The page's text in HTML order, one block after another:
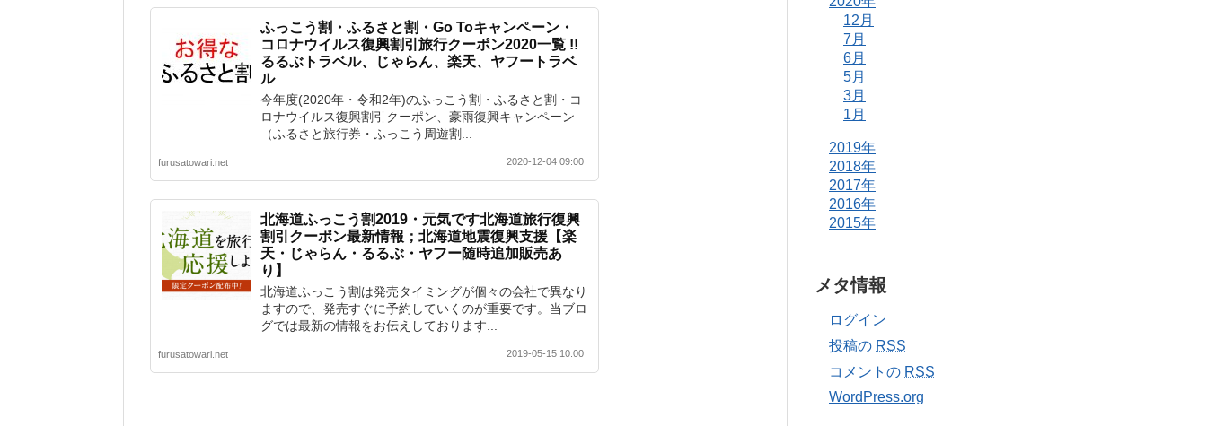
ふっこう割・ふるさと割・Go Toキャンペーン・
コロナウイルス復興割引旅行クーポン2020一覧 !!
るるぶトラベル、じゃらん、楽天、ヤフートラベ
ル
今年度(2020年・令和2年)のふっこう割・ふるさと割・コ
ロナウイルス復興割引クーポン、豪雨復興キャンペーン
（ふるさと旅行券・ふっこう周遊割...
furusatowari.net 2020-12-04 09:00
北海道ふっこう割2019・元気です北海道旅行復興
割引クーポン最新情報；北海道地震復興支援【楽
天・じゃらん・るるぶ・ヤフー随時追加販売あ
り】
北海道ふっこう割は発売タイミングが個々の会社で異なり
ますので、発売すぐに予約していくのが重要です。当ブロ
グでは最新の情報をお伝えしております...
furusatowari.net 2019-05-15 10:00
12月
7月
6月
5月
3月
1月
2019年
2018年
2017年
2016年
2015年
メタ情報
ログイン
投稿の RSS
コメントの RSS
WordPress.org